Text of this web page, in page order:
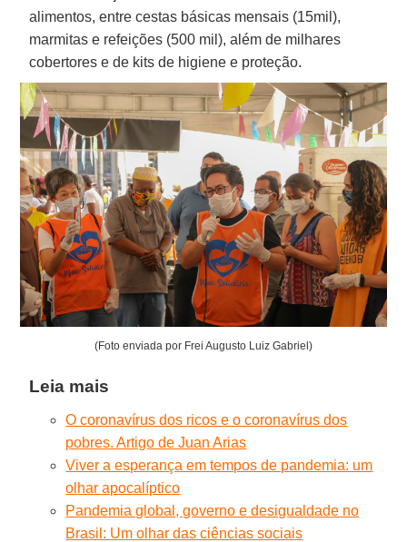
alimentos, entre cestas básicas mensais (15mil),
marmitas e refeições (500 mil), além de milhares
cobertores e de kits de higiene e proteção.
(Foto enviada por Frei Augusto Luiz Gabriel)
Leia mais
O coronavírus dos ricos e o coronavírus dos
pobres. Artigo de Juan Arias
Viver a esperança em tempos de pandemia: um
olhar apocalíptico
Pandemia global, governo e desigualdade no
Brasil: Um olhar das ciências sociais